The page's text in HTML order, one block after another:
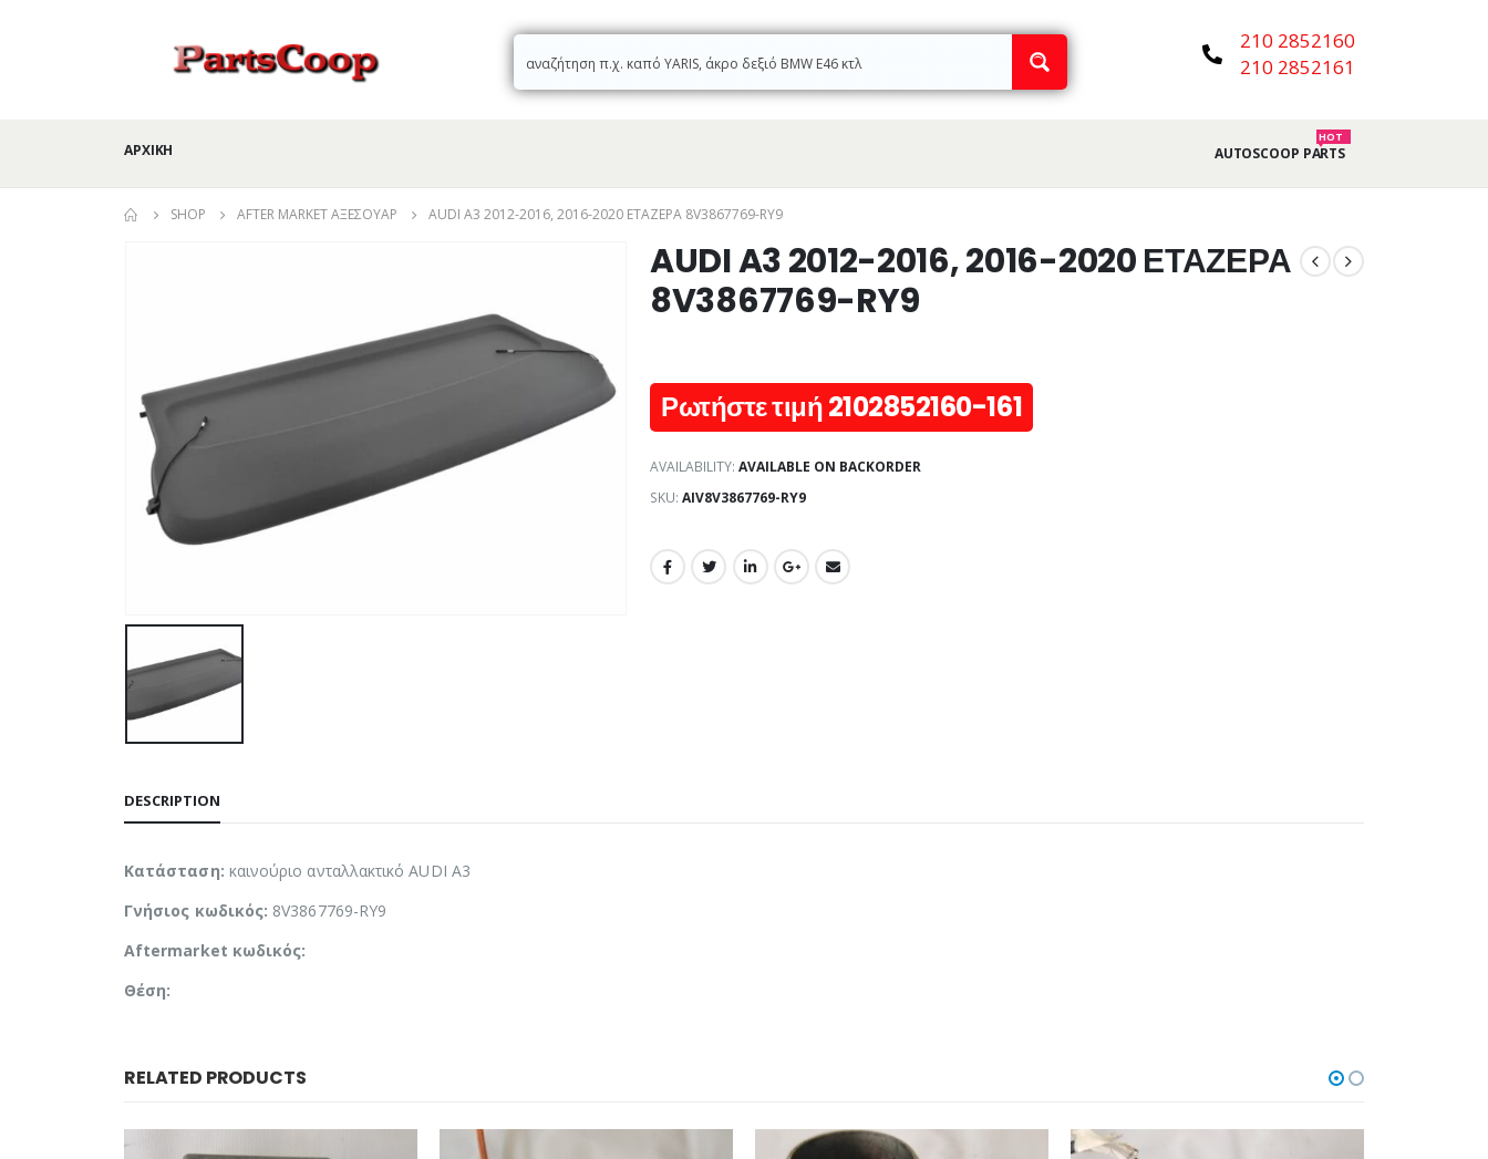
210 2852160
210 2852161
ΑΡΧΙΚΉ AUTOSCOOP PARTS
HOT
SHOP AFTER MARKET ΑΞΕΣΟΥΆΡ AUDI A3 2012-2016, 2016-2020 ΕΤΑΖΕΡΑ 8V3867769-RY9
AUDI A3 2012-2016, 2016-2020 ΕΤΑΖΕΡΑ
8V3867769-RY9
Ρωτήστε τιμή 2102852160-161
AVAILABILITY: AVAILABLE ON BACKORDER
SKU: AIV8V3867769-RY9
DESCRIPTION
Κατάσταση: καινούριο ανταλλακτικό AUDI A3
Γνήσιος κωδικός: 8V3867769-RY9
Aftermarket κωδικός:
Θέση:
RELATED PRODUCTS